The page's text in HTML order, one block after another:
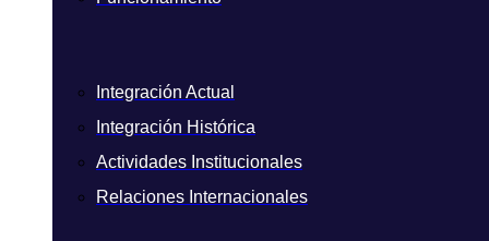
Integración Actual
Integración Histórica
Actividades Institucionales
Relaciones Internacionales